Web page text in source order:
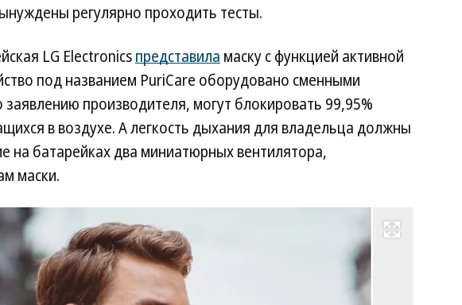
регулярно проходить тесты.
LG Electronicsпредставила маску с функцией активной
под названием PuriCare оборудовано сменными
производителя, могут блокировать 99,95%
в воздухе. А легкость дыхания для владельца должны
на батарейках два миниатюрных вентилятора,
маски.
Развернуть на весь экран